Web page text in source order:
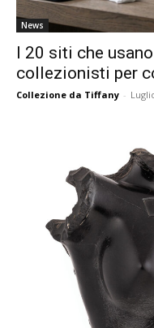
News
I 20 siti che
collezionisti per
Collezione da Tiffany -